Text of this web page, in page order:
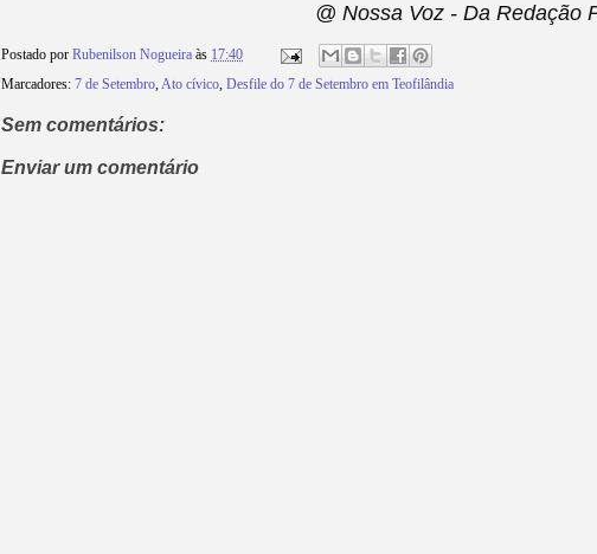
@ Nossa Voz - Da Redação
Postado por Rubenilson Nogueira às 17:40
Marcadores: 7 de Setembro,Ato cívico, Desfile do 7 de Setembro em Teofilândia
Sem comentários:
Enviar um comentário